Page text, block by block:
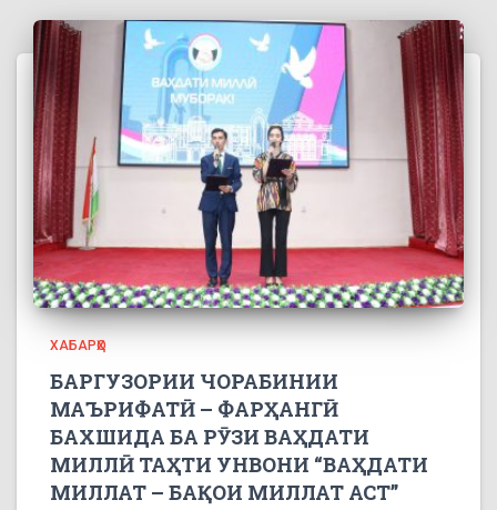
ХАБАРҲО
БАРГУЗОРИИ ЧОРАБИНИИ
МАЪРИФАТӢ – ФАРҲАНГӢ
БАХШИДА БА РӮЗИ ВАҲДАТИ
МИЛЛӢ ТАҲТИ УНВОНИ “ВАҲДАТИ
МИЛЛАТ – БАҚОИ МИЛЛАТ АСТ”